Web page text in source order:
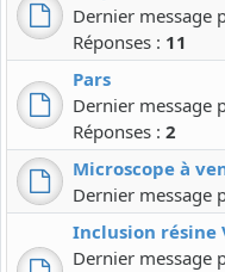
Dernier message
Réponses : 11
Pars
Dernier message
Réponses : 2
Microscope à
Dernier message
Inclusion résine
Dernier message